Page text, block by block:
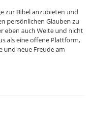
zur Bibel anzubieten und
persönlichen Glauben zu
eben auch Weite und nicht
als eine offene Plattform,
und neue Freude am